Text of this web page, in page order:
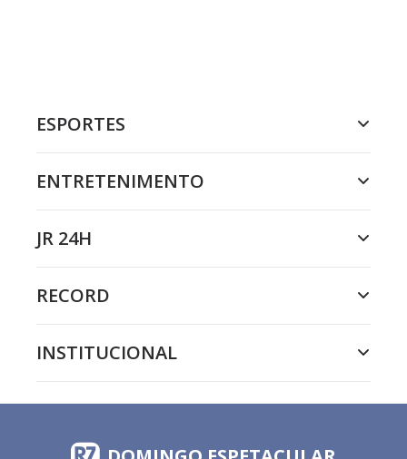
ESPORTES
ENTRETENIMENTO
JR 24H
RECORD
INSTITUCIONAL